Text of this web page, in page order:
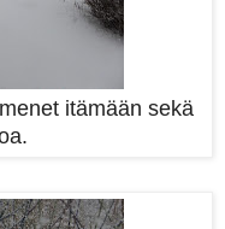
itämään sekä